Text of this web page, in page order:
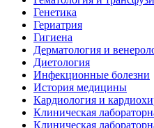
Генетика
Гериатрия
Гигиена
Дерматология и
Диетология
Инфекционные болезни
История медицины
Кардиология и
Клиническая
Клиническая